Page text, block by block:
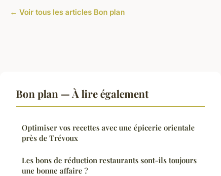
← Voir tous les articles Bon plan
Bon plan — À lire également
Optimiser vos recettes avec une épicerie orientale
près de Trévoux
Les bons de réduction restaurants sont-ils toujours
une bonne affaire ?